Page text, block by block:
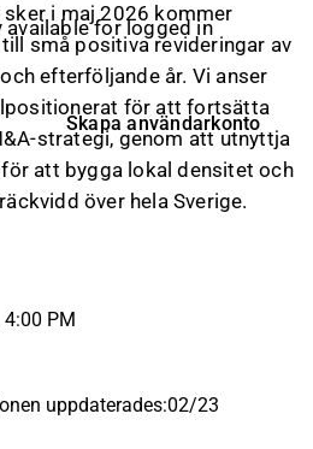
i maj 2026 kommer
små positiva revideringar av
efterföljande år. Vi anser
för att fortsätta
strategi, genom att utnyttja
att bygga lokal densitet och
över hela Sverige.
for logged in
Skapa användarkonto
PM
uppdaterades:02/23